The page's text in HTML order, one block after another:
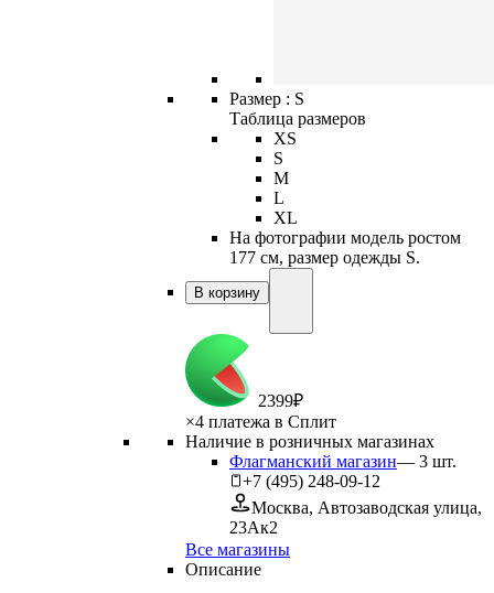
Размер : S
Таблица размеров
XS
S
M
L
XL
На фотографии модель ростом
177 см, размер одежды S.
В корзину
2399₽
×4 платежа в Сплит
Наличие в розничных магазинах
Флагманский магазин— 3 шт.
+7 (495) 248-09-12
Москва, Автозаводская улица,
23Ак2
Все магазины
Описание